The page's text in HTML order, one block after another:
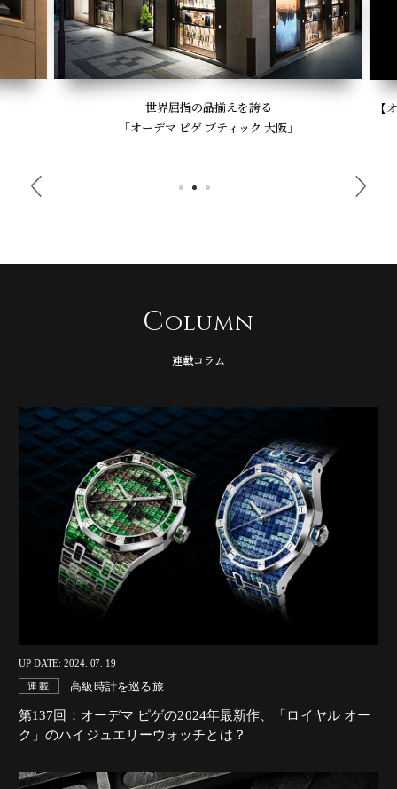
世界屈指の品揃えを誇る
「オーデマ ピゲ ブティック 大阪」
【
Column
連載コラム
UP DATE: 2024. 07. 19
連載 高級時計を巡る旅
第137回：オーデマ ピゲの2024年最新作、「ロイヤル オー
ク」のハイジュエリーウォッチとは？